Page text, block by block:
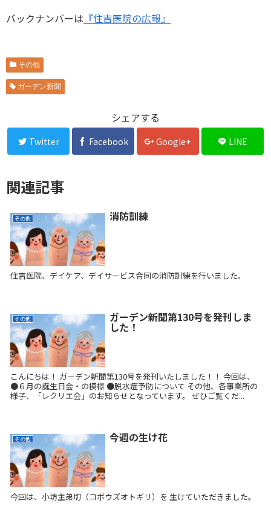
バックナンバーは 『住吉医院の広報』
その他
ガーデン新聞
シェアする
Twitter Facebook Google+ LINE
関連記事
その他 消防訓練
住吉医院、デイケア、デイサービス合同の消防訓練を行いました。
その他 ガーデン新聞第130号を発刊しま
した！
こんにちは！ ガーデン新聞第130号を発刊いたしました！！ 今回は、
●６月の誕生日会・の模様 ●脱水症予防について その他、各事業所の
様子、「レクリエ会」のお知らせとなっています。 ぜひご覧くだ...
その他 今週の生け花
今回は、小坊主弟切（コボウズオトギリ）を 生けていただきました。